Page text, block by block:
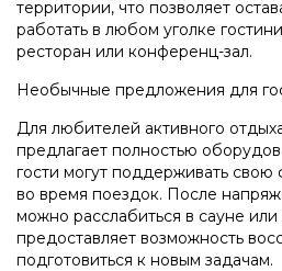
территории, что позволяет
работать в любом уголке
ресторан или конференц-зал.
Необычные предложения для
Для любителей активного
предлагает полностью
гости могут поддерживать свою
во время поездок. После
можно расслабиться в сауне или
предоставляет возможность
подготовиться к новым задачам.